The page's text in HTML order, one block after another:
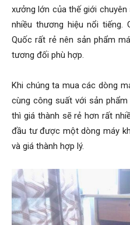
xưởng lớn của thế giới
nhiều thương hiệu nổi tiếng.
Quốc rất rẻ nên sản phẩm
tương đối phù hợp.
Khi chúng ta mua các dòng
cùng công suất với sản
thì giá thành sẽ rẻ hơn rất
đầu tư được một dòng máy
và giá thành hợp lý.